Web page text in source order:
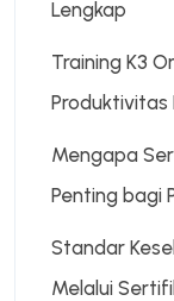
Lengkap
Training K3
Produktivitas
Mengapa
Penting bagi
Standar
Melalui